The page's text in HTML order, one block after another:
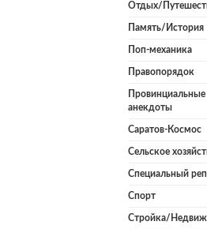
Отдых/
Память/История
Поп-механика
Правопорядок
Провинциальные
анекдоты
Саратов-Космос
Сельское
Специальный
Спорт
Стройка/